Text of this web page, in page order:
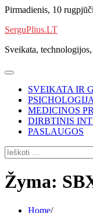
Skip
content
Pirmadienis, 10
SerguPlius.LT
Sveikata,
SVEIKATA IR
PSICHOLOGIJA
MEDICINOS
DIRBTINIS
PASLAUGOS
Ieškoti:
Žyma:
Home